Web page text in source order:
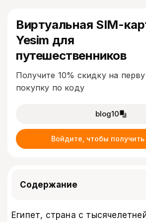
Виртуальная SIM-
Yesim для
путешественников
Получите 10% скидку на
покупку по коду
blog10
Войдите, чтобы получить
Содержание
Египет, страна с